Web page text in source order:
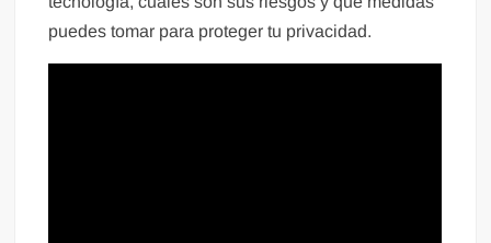
puedes tomar para proteger tu privacidad.